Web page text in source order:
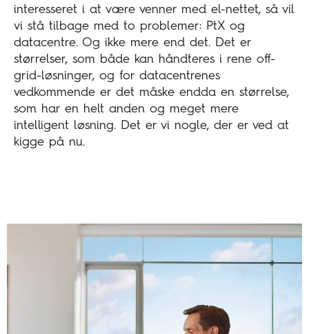
interesseret i at være venner med el-nettet, så vil
vi stå tilbage med to problemer: PtX og
datacentre. Og ikke mere end det. Det er
størrelser, som både kan håndteres i rene off-
grid-løsninger, og for datacentrenes
vedkommende er det måske endda en størrelse,
som har en helt anden og meget mere
intelligent løsning. Det er vi nogle, der er ved at
kigge på nu.